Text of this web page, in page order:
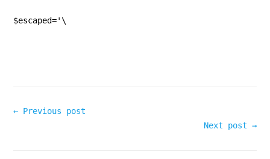
$escaped='\
← Previous post
Next post →